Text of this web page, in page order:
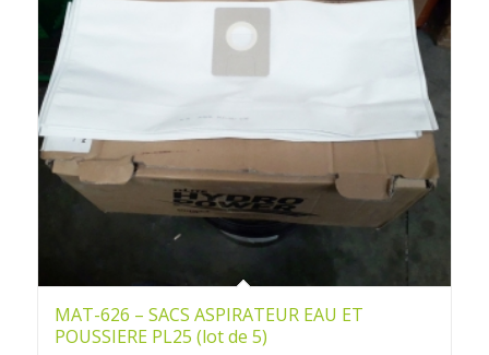
MAT-626 – SACS ASPIRATEUR EAU ET
POUSSIERE PL25 (lot de 5)